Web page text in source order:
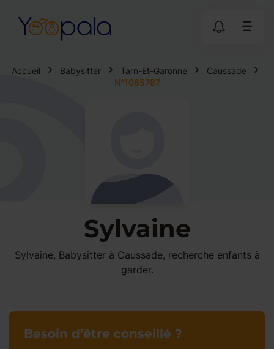
Accueil Babysitter Tarn-Et-Garonne
Caussade
N°1065787
Sylvaine
Sylvaine, Babysitter à Caussade, recherche enfants à
garder.
Besoin d’être conseillé ?